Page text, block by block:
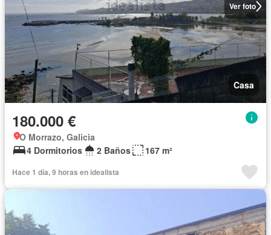
Ver foto
Casa
180.000 €
O Morrazo, Galicia
4 Dormitorios
2 Baños 167 m²
Hace 1 día, 9 horas en idealista